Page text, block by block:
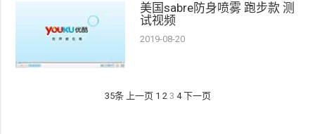
美国sabre防身喷雾 跑步款 测
试视频
2019-08-20
35条 上一页 1 2 3 4 下一页